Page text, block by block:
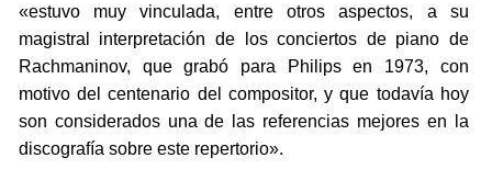
«estuvo muy vinculada, entre otros aspectos, a su
magistral interpretación de los conciertos de piano de
Rachmaninov, que grabó para Philips en 1973, con
motivo del centenario del compositor, y que todavía hoy
son considerados una de las referencias mejores en la
discografía sobre este repertorio».